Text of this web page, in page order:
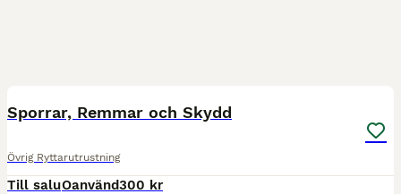
Sporrar, Remmar och Skydd
Övrig Ryttarutrustning
Till saluOanvänd300 kr